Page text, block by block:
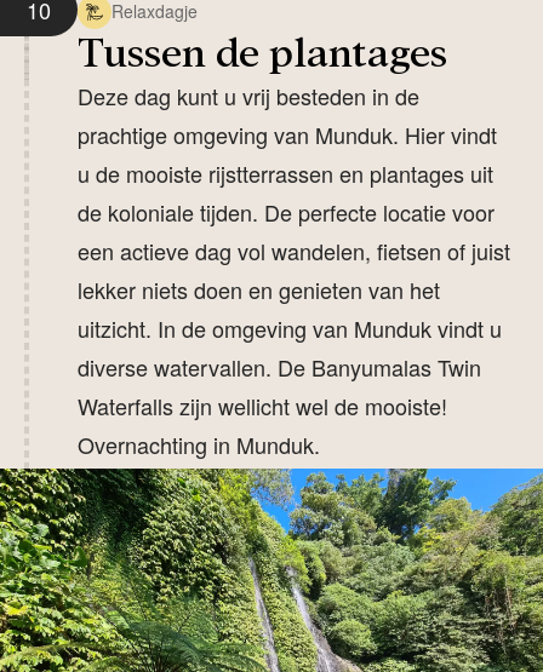
10 Relaxdagje
Tussen de plantages
Deze dag kunt u vrij besteden in de
prachtige omgeving van Munduk. Hier vindt
u de mooiste rijstterrassen en plantages uit
de koloniale tijden. De perfecte locatie voor
een actieve dag vol wandelen, fietsen of juist
lekker niets doen en genieten van het
uitzicht. In de omgeving van Munduk vindt u
diverse watervallen. De Banyumalas Twin
Waterfalls zijn wellicht wel de mooiste!
Overnachting in Munduk.